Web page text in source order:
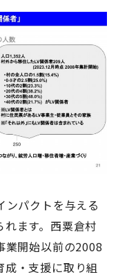
ンパクトを与える
ます。西粟倉村
業開始以前の2008
・支援に取り組